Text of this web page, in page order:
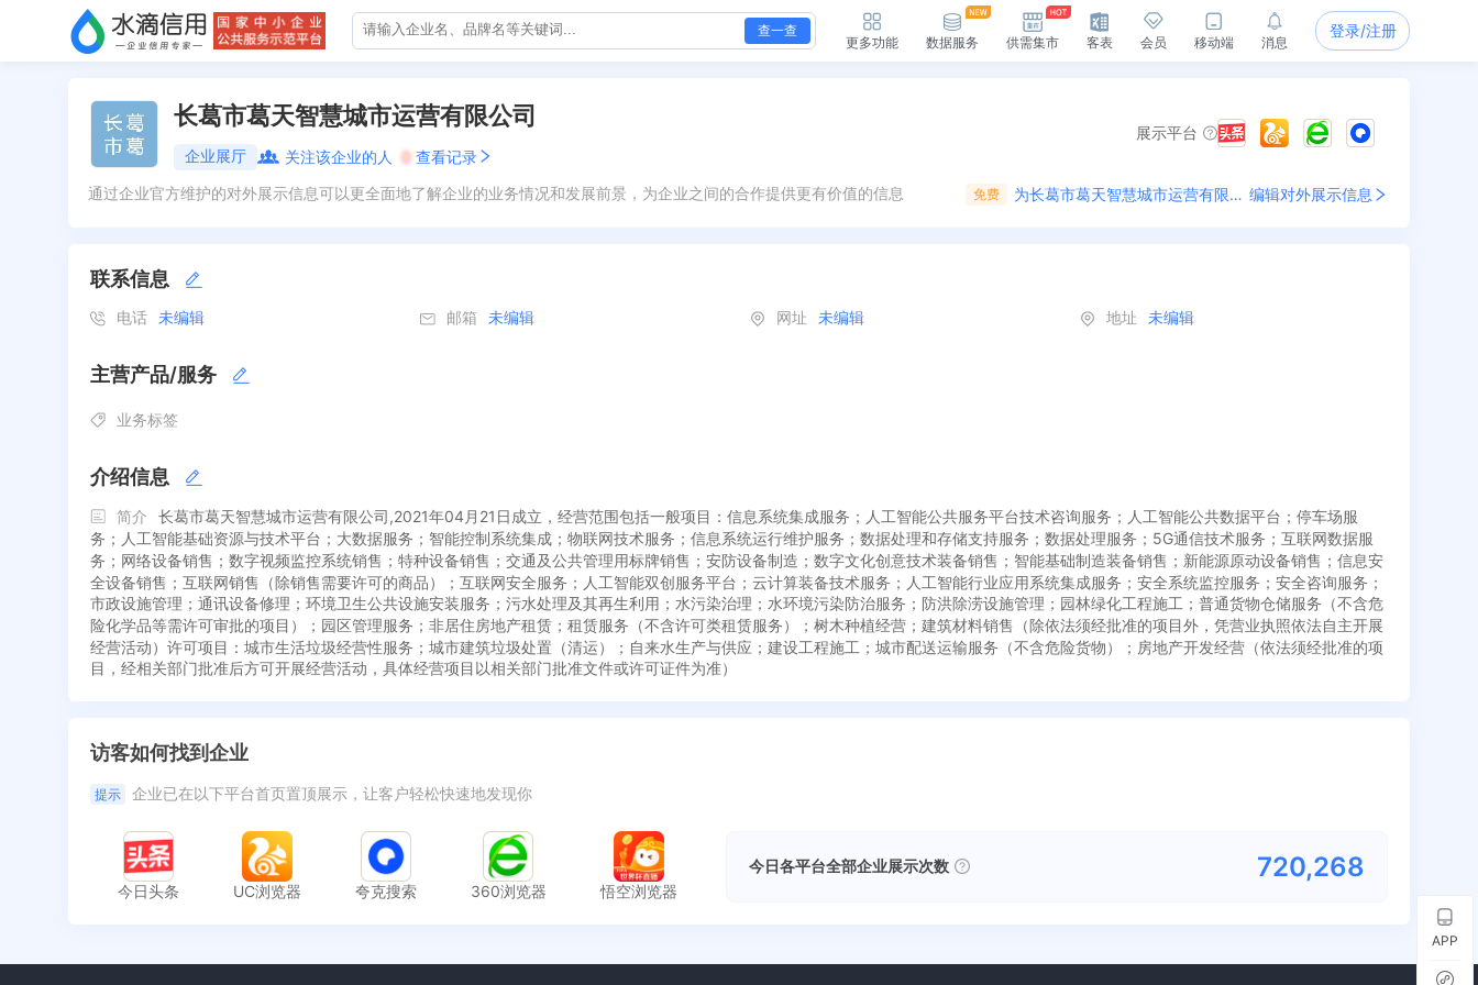
查一查
更多功能 数据服务 供需集市 客表 会员 移动端 消息
登录/注册
长葛市葛天智慧城市运营有限公司
企业展厅 关注该企业的人 0 查看记录
展示平台
通过企业官方维护的对外展示信息可以更全面地了解企业的业务情况和发展前景，为企业之间的合作提供更有价值的信息 免费 为 长葛市葛天智慧城市运营有限公司 编辑对外展示信息
联系信息
电话 未编辑 邮箱 未编辑 网址 未编辑 地址 未编辑
主营产品/服务
业务标签
介绍信息
简介
长葛市葛天智慧城市运营有限公司,2021年04月21日成立，经营范围包括一般项目：信息系统集成服务；人工智能公共服务平台技术咨询服务；人工智能公共数据平台；停车场服
务；人工智能基础资源与技术平台；大数据服务；智能控制系统集成；物联网技术服务；信息系统运行维护服务；数据处理和存储支持服务；数据处理服务；5G通信技术服务；互联网数据服
务；网络设备销售；数字视频监控系统销售；特种设备销售；交通及公共管理用标牌销售；安防设备制造；数字文化创意技术装备销售；智能基础制造装备销售；新能源原动设备销售；信息安
全设备销售；互联网销售（除销售需要许可的商品）；互联网安全服务；人工智能双创服务平台；云计算装备技术服务；人工智能行业应用系统集成服务；安全系统监控服务；安全咨询服务；
市政设施管理；通讯设备修理；环境卫生公共设施安装服务；污水处理及其再生利用；水污染治理；水环境污染防治服务；防洪除涝设施管理；园林绿化工程施工；普通货物仓储服务（不含危
险化学品等需许可审批的项目）；园区管理服务；非居住房地产租赁；租赁服务（不含许可类租赁服务）；树木种植经营；建筑材料销售（除依法须经批准的项目外，凭营业执照依法自主开展
经营活动）许可项目：城市生活垃圾经营性服务；城市建筑垃圾处置（清运）；自来水生产与供应；建设工程施工；城市配送运输服务（不含危险货物）；房地产开发经营（依法须经批准的项
目，经相关部门批准后方可开展经营活动，具体经营项目以相关部门批准文件或许可证件为准）
访客如何找到企业
提示 企业已在以下平台首页置顶展示，让客户轻松快速地发现你
今日头条 UC浏览器 夸克搜索 360浏览器 悟空浏览器
今日各平台全部企业展示次数 720,268
APP